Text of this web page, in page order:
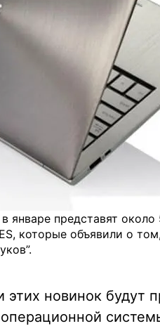
январе представят около
которые объявили о
этих новинок будут